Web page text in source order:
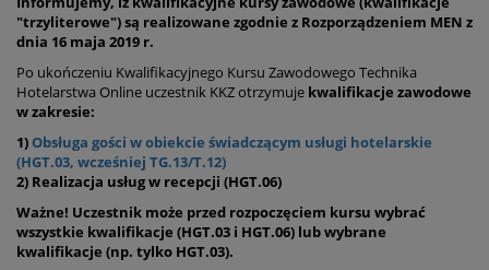
"trzyliterowe") są realizowane zgodnie z Rozporządzeniem MEN z
dnia 16 maja 2019 r.
Po ukończeniu Kwalifikacyjnego Kursu Zawodowego Technika
Hotelarstwa Online uczestnik KKZ otrzymuje kwalifikacje zawodowe
w zakresie:
1)Obsługa gości w obiekcie świadczącym usługi hotelarskie
(HGT.03, wcześniej TG.13/T.12)
2) Realizacja usług w recepcji (HGT.06)
Ważne! Uczestnik może przed rozpoczęciem kursu wybrać
wszystkie kwalifikacje (HGT.03 i HGT.06) lub wybrane
kwalifikacje (np. tylko HGT.03).